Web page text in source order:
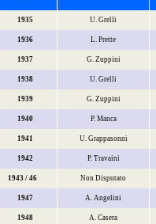
1935 U. Grelli
1936 L. Prette
1937 G. Zuppini
1938 U. Grelli
1939 G. Zuppini
1940 P. Manca
1941 U. Grappasonni
1942 P. Travaini
1943 / 46 Non Disputato
1947 A. Angelini
1948 A. Casera